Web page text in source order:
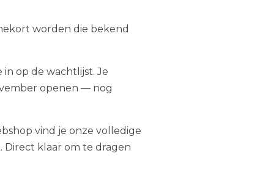
worden die bekend
in op de wachtlijst. Je
openen — nog
vind je onze volledige
klaar om te dragen